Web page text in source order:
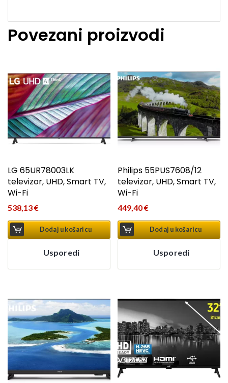
Povezani proizvodi
LG 65UR78003LK
televizor, UHD, Smart TV,
Wi-Fi
538,13€
Dodaj u košaricu
Usporedi
Philips 55PUS7608/12
televizor, UHD, Smart TV,
Wi-Fi
449,40€
Dodaj u košaricu
Usporedi